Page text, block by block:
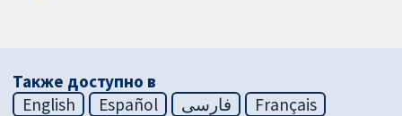
Также доступно в
English
Español فارسی
Français